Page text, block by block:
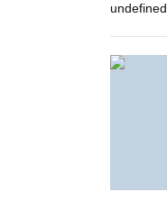
undefined